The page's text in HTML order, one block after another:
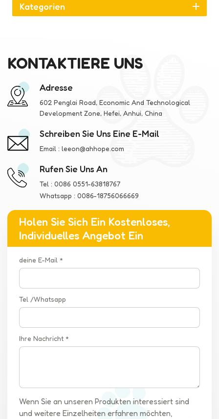
Kategorien
KONTAKTIERE UNS
Adresse
602 Penglai Road, Economic And Technological
Development Zone, Hefei, Anhui, China
Schreiben Sie Uns Eine E-Mail
Email : leeon@ahhope.com
Rufen Sie Uns An
Tel : 0086 0551-63818767
Whatsapp : 0086-18756066669
Holen Sie Sich Ein Kostenloses,
Individuelles Angebot Ein
deine E-Mail *
Tel /Whatsapp
Ihre Nachricht *
Wenn Sie an unseren Produkten interessiert sind
und weitere Einzelheiten erfahren möchten,